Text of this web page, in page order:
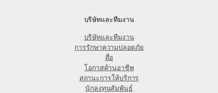
บริษัทและทีมงาน
บริษัทและทีมงาน
การรักษาความปลอดภัย
สื่อ
โอกาสด้านอาชีพ
สถานะการให้บริการ
นักลงทุนสัมพันธ์